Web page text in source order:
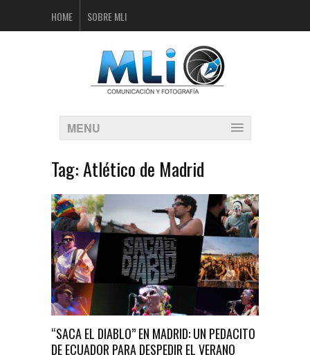
HOME SOBRE MLI
MENU
Tag:Atlético de Madrid
“SACA EL DIABLO” EN MADRID: UN PEDACITO
DE ECUADOR PARA DESPEDIR EL VERANO